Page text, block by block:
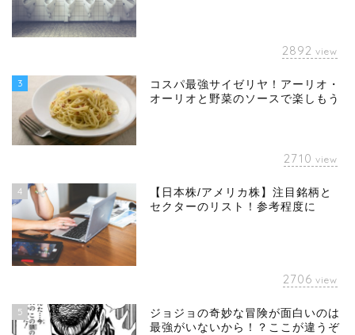
2892 view
3
コスパ最強サイゼリヤ！アーリオ・
オーリオと野菜のソースで楽しもう
2710 view
4
【日本株/アメリカ株】注目銘柄と
セクターのリスト！参考程度に
2706 view
5
ジョジョの奇妙な冒険が面白いのは
最強がいないから！？ここが違うぞ